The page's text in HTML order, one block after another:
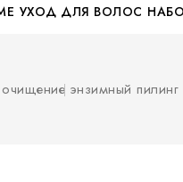
УХОД ДЛЯ ВОЛОС
очищение энзимный пилинг